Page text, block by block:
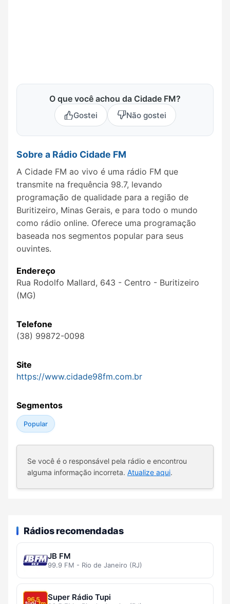
O que você achou da Cidade FM?
Gostei Não gostei
Sobre a Rádio Cidade FM
A Cidade FM ao vivo é uma rádio FM que
transmite na frequência 98.7, levando
programação de qualidade para a região de
Buritizeiro, Minas Gerais, e para todo o mundo
como rádio online. Oferece uma programação
baseada nos segmentos popular para seus
ouvintes.
Endereço
Rua Rodolfo Mallard, 643 - Centro - Buritizeiro
(MG)
Telefone
(38) 99872-0098
Site
https://www.cidade98fm.com.br
Segmentos
Popular
Se você é o responsável pela rádio e encontrou
alguma informação incorreta. Atualize aqui.
Rádios recomendadas
JB FM
99.9 FM - Rio de Janeiro (RJ)
Super Rádio Tupi